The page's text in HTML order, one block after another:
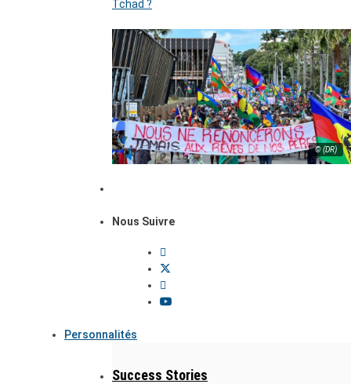
Tchad ?
© (DR)
Nous Suivre
Personnalités
Success Stories